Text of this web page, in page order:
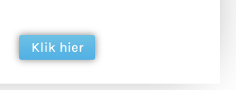
Klik hier